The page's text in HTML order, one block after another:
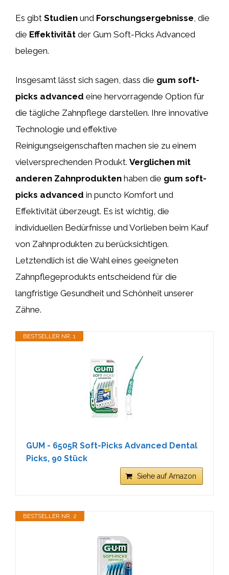
Es gibt Studien und Forschungsergebnisse , die
die Effektivität der Gum Soft-Picks Advanced
belegen.
Insgesamt lässt sich sagen, dass die gum soft-
picks advanced eine hervorragende Option für
die tägliche Zahnpflege darstellen. Ihre innovative
Technologie und effektive
Reinigungseigenschaften machen sie zu einem
vielversprechenden Produkt. Verglichen mit
anderen Zahnprodukten haben die gum soft-
picks advanced in puncto Komfort und
Effektivität überzeugt. Es ist wichtig, die
individuellen Bedürfnisse und Vorlieben beim Kauf
von Zahnprodukten zu berücksichtigen.
Letztendlich ist die Wahl eines geeigneten
Zahnpflegeprodukts entscheidend für die
langfristige Gesundheit und Schönheit unserer
Zähne.
BESTSELLER NR. 1
GUM - 6505R Soft-Picks Advanced Dental
Picks, 90 Stück
Siehe auf Amazon
BESTSELLER NR. 2